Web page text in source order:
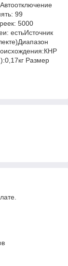
99
5000
естьИсточник
Размер